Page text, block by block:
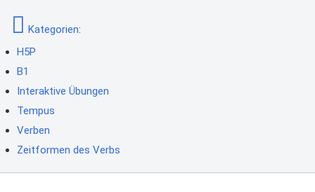
Kategorien:
H5P
B1
Interaktive Übungen
Tempus
Verben
Zeitformen des Verbs